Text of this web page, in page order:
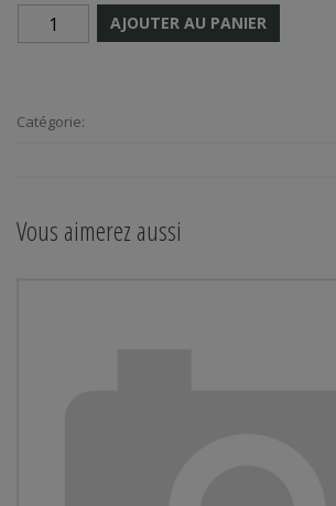
AJOUTER AU PANIER
Catégorie:
Vous aimerez aussi